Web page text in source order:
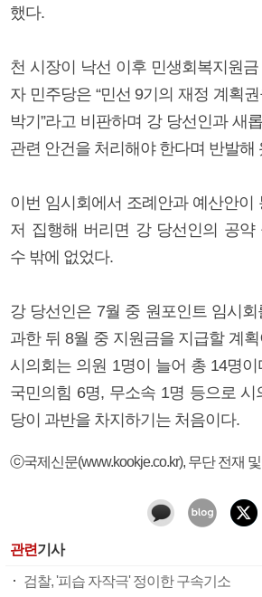
했다.
천 시장이 낙선 이후 민생회복지원
자 민주당은 “민선 9기의 재정 계획
박기”라고 비판하며 강 당선인과 새
관련 안건을 처리해야 한다며 반발해
이번 임시회에서 조례안과 예산안이
저 집행해 버리면 강 당선인의 공약
수 밖에 없었다.
강 당선인은 7월 중 원포인트 임시
과한 뒤 8월 중 지원금을 지급할 계
시의회는 의원 1명이 늘어 총 14명
국민의힘 6명, 무소속 1명 등으로
당이 과반을 차지하기는 처음이다.
ⓒ국제신문(www.kookje.co.kr), 무단 전재
관련기사
검찰, '피습 자작극' 정이한 구속기소